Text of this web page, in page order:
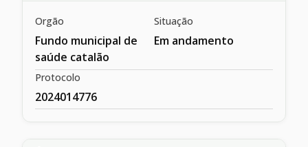
Orgão
Fundo municipal de
saúde catalão
Situação
Em andamento
Protocolo
2024014776